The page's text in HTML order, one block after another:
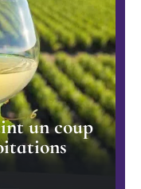
un coup